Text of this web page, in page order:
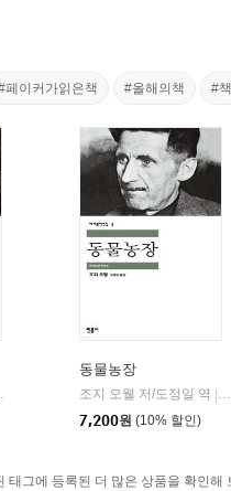
페이커가읽은책 #올해의책 #
역
동물농장
조지 오웰 저/도정일 역
7,200원 (10% 할인)
태그에 등록된 더 많은 상품을 확인해